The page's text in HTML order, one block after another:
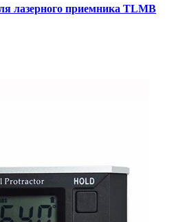
лазерного приемника TLMB